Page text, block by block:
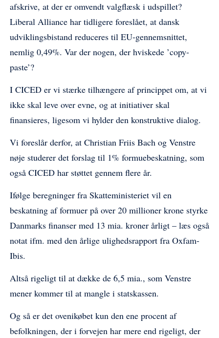
afskrive, at der er omvendt valgflæsk i udspillet?
Liberal Alliance har tidligere foreslået, at dansk
udviklingsbistand reduceres til EU-gennemsnittet,
nemlig 0,49%. Var der nogen, der hviskede ’copy-
paste’?
I CICED er vi stærke tilhængere af princippet om, at vi
ikke skal leve over evne, og at initiativer skal
finansieres, ligesom vi hylder den konstruktive dialog.
Vi foreslår derfor, at Christian Friis Bach og Venstre
nøje studerer det forslag til 1% formuebeskatning, som
også CICED har støttet gennem flere år.
Ifølge beregninger fra Skatteministeriet vil en
beskatning af formuer på over 20 millioner krone styrke
Danmarks finanser med 13 mia. kroner årligt – læs også
notat ifm. med den årlige ulighedsrapport fra Oxfam-
Ibis.
Altså rigeligt til at dække de 6,5 mia., som Venstre
mener kommer til at mangle i statskassen.
Og så er det ovenikøbet kun den ene procent af
befolkningen, der i forvejen har mere end rigeligt, der
nyhedsbrev